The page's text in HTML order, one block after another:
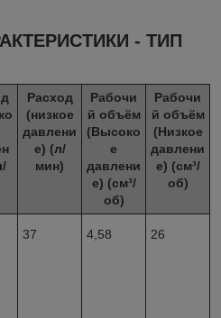
- ТИП
Расход
(низкое
давлени
е) (л/
мин)
Рабочи
й объём
(Высоко
е
давлени
е) (см³/
об)
Рабочи
й объём
(Низкое
давлени
е) (см³/
об)
37 4,58 26